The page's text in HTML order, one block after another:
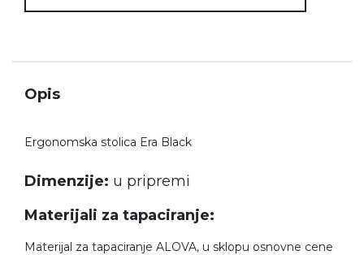
Opis
Ergonomska stolica Era Black
Dimenzije: u pripremi
Materijali za tapaciranje:
Materijal za tapaciranje ALOVA, u sklopu osnovne cene